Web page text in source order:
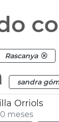
Rascanya
sandra
Orriols
meses